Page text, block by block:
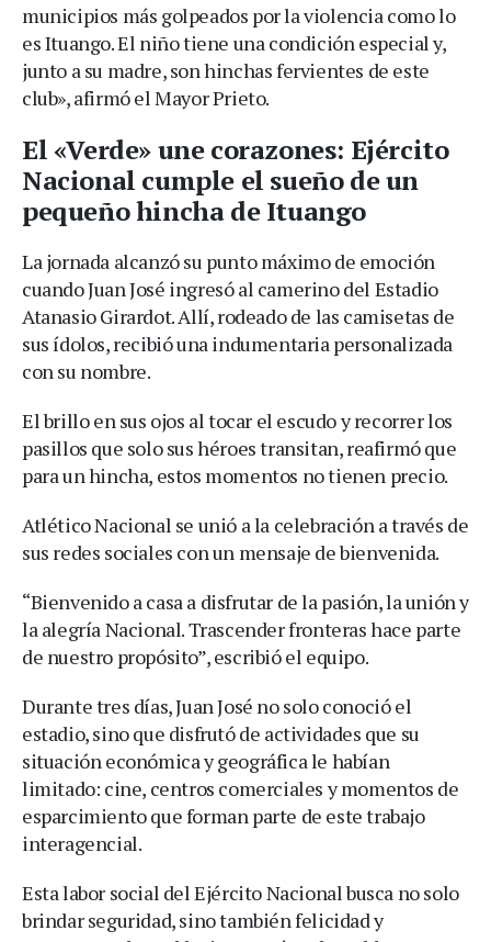
municipios más golpeados por la violencia como lo
es Ituango. El niño tiene una condición especial y,
junto a su madre, son hinchas fervientes de este
club», afirmó el Mayor Prieto.
El «Verde» une corazones: Ejército
Nacional cumple el sueño de un
pequeño hincha de Ituango
La jornada alcanzó su punto máximo de emoción
cuando Juan José ingresó al camerino del Estadio
Atanasio Girardot. Allí, rodeado de las camisetas de
sus ídolos, recibió una indumentaria personalizada
con su nombre.
El brillo en sus ojos al tocar el escudo y recorrer los
pasillos que solo sus héroes transitan, reafirmó que
para un hincha, estos momentos no tienen precio.
Atlético Nacional se unió a la celebración a través de
sus redes sociales con un mensaje de bienvenida.
“Bienvenido a casa a disfrutar de la pasión, la unión y
la alegría Nacional. Trascender fronteras hace parte
de nuestro propósito”, escribió el equipo.
Durante tres días, Juan José no solo conoció el
estadio, sino que disfrutó de actividades que su
situación económica y geográfica le habían
limitado: cine, centros comerciales y momentos de
esparcimiento que forman parte de este trabajo
interagencial.
Esta labor social del Ejército Nacional busca no solo
brindar seguridad, sino también felicidad y